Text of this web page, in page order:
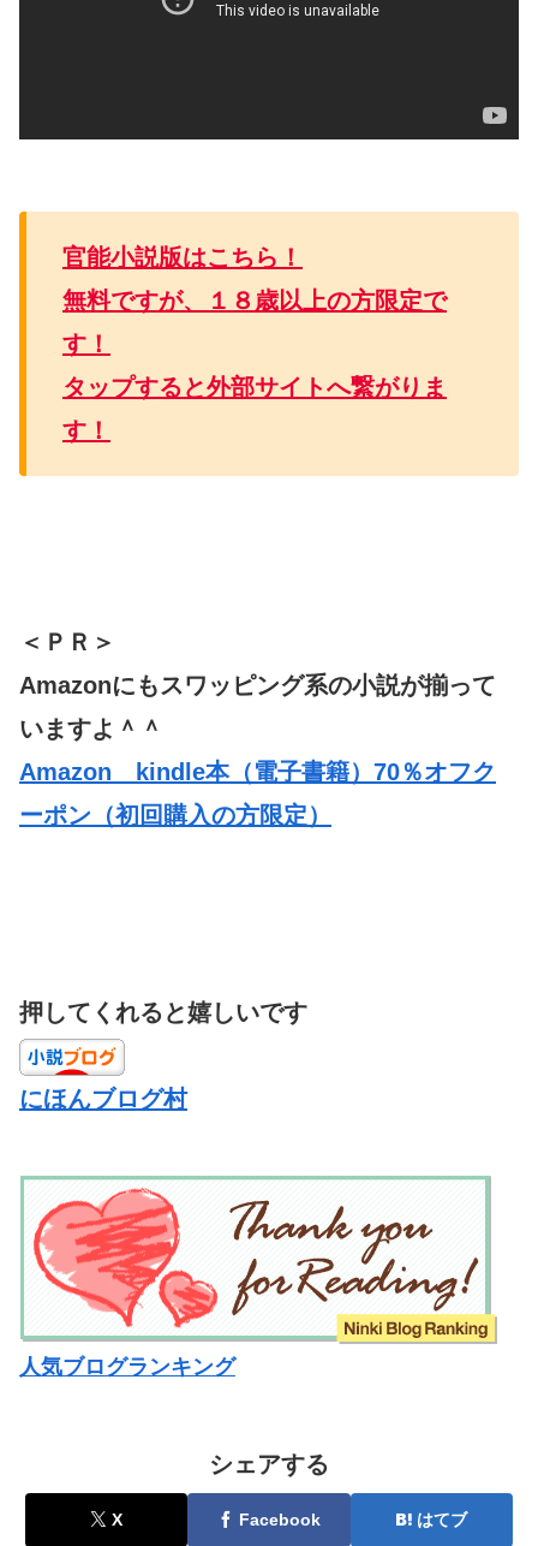
官能小説版はこちら！
無料ですが、１８歳以上の方限定で
す！
タップすると外部サイトへ繋がりま
す！
＜ＰＲ＞
Amazonにもスワッピング系の小説が揃って
いますよ＾＾
Amazon kindle本（電子書籍）70％オフク
ーポン（初回購入の方限定）
押してくれると嬉しいです
にほんブログ村
人気ブログランキング
シェアする
X Facebook はてブ